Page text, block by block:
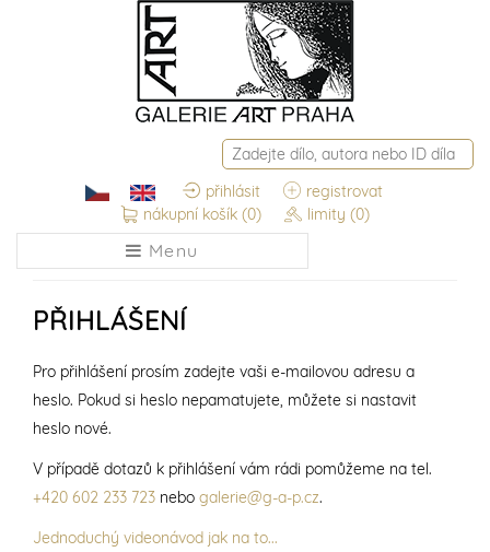
přihlásit
registrovat
nákupní košík (0) limity (0)
Menu
PŘIHLÁŠENÍ
Pro přihlášení prosím zadejte vaši e-mailovou adresu a
heslo. Pokud si heslo nepamatujete, můžete si nastavit
heslo nové.
V případě dotazů k přihlášení vám rádi pomůžeme na tel.
+420 602 233 723 nebo galerie@g-a-p.cz.
Jednoduchý videonávod jak na to...